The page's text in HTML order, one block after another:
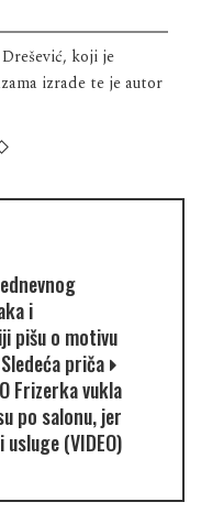
koji je
izrade te je autor
i
pišu o motivu
Sledeća priča
Frizerka vukla
po salonu, jer
(VIDEO)